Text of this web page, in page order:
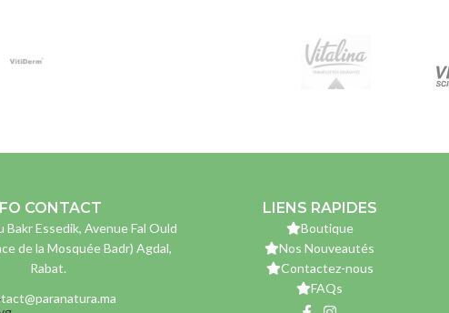
CONTACT
Bakr Essedik, Avenue Fal Ould
de la Mosquée Badr) Agdal,
Rabat.
LIENS RAPIDES
Boutique
Nos Nouveautés
Contactez-nous
FAQs